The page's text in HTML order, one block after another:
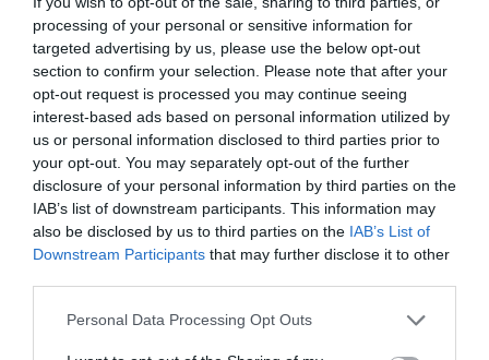
processing of your personal or sensitive information for
targeted advertising by us, please use the below opt-out
section to confirm your selection. Please note that after your
opt-out request is processed you may continue seeing
interest-based ads based on personal information utilized by
us or personal information disclosed to third parties prior to
your opt-out. You may separately opt-out of the further
disclosure of your personal information by third parties on the
IAB’s list of downstream participants. This information may
also be disclosed by us to third parties on the IAB’s List of
Downstream Participants that may further disclose it to other
Personal Data Processing Opt Outs
Abonează-te la newsletter
Cele mai noi
David Popovici: „Ok, ne-am
distrat, ne-am bucurat, dar nu